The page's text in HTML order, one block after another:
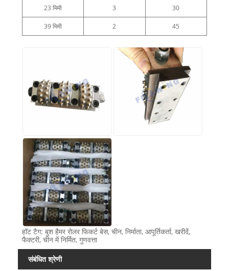
23 मिमी 3 30
39 मिमी 2 45
हॉट टैग: बुश हैमर रोलर फिकर्ट बेस, चीन, निर्माता, आपूर्तिकर्ता, खरीदें,
फैक्टरी, चीन में निर्मित, गुणवत्ता
संबंधित श्रेणी